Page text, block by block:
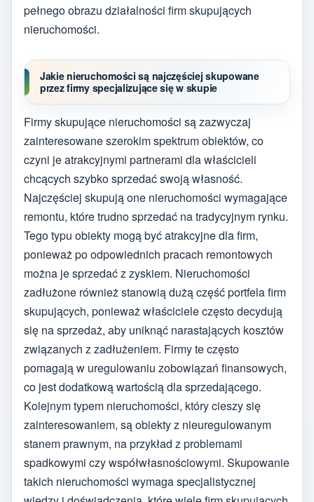
pełnego obrazu działalności firm skupujących
nieruchomości.
Jakie nieruchomości są najczęściej skupowane
przez firmy specjalizujące się w skupie
Firmy skupujące nieruchomości są zazwyczaj
zainteresowane szerokim spektrum obiektów, co
czyni je atrakcyjnymi partnerami dla właścicieli
chcących szybko sprzedać swoją własność.
Najczęściej skupują one nieruchomości wymagające
remontu, które trudno sprzedać na tradycyjnym rynku.
Tego typu obiekty mogą być atrakcyjne dla firm,
ponieważ po odpowiednich pracach remontowych
można je sprzedać z zyskiem. Nieruchomości
zadłużone również stanowią dużą część portfela firm
skupujących, ponieważ właściciele często decydują
się na sprzedaż, aby uniknąć narastających kosztów
związanych z zadłużeniem. Firmy te często
pomagają w uregulowaniu zobowiązań finansowych,
co jest dodatkową wartością dla sprzedającego.
Kolejnym typem nieruchomości, który cieszy się
zainteresowaniem, są obiekty z nieuregulowanym
stanem prawnym, na przykład z problemami
spadkowymi czy współwłasnościowymi. Skupowanie
takich nieruchomości wymaga specjalistycznej